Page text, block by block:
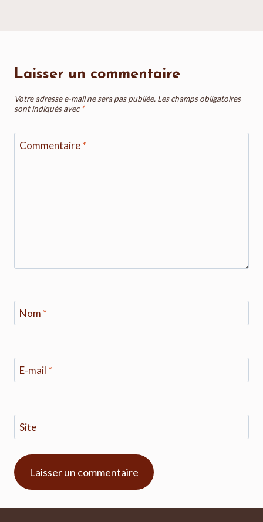
Laisser un commentaire
Votre adresse e-mail ne sera pas publiée. Les champs obligatoires
sont indiqués avec*
Commentaire*
Nom *
E-mail *
Site